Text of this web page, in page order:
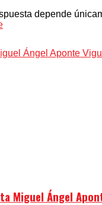
depende
Miguel Ángel